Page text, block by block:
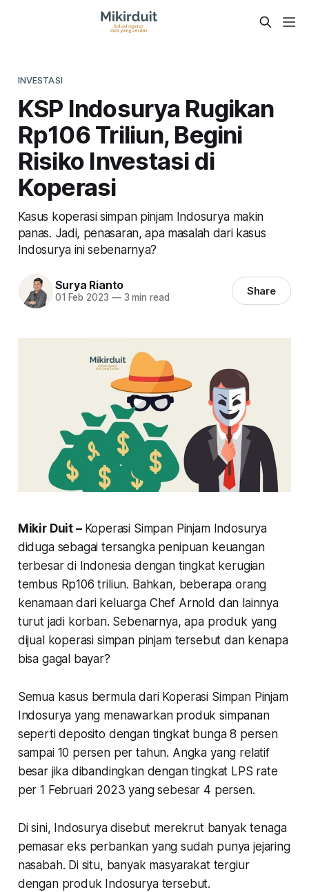
INVESTASI
KSP Indosurya Rugikan
Rp106 Triliun, Begini
Risiko Investasi di
Koperasi
Kasus koperasi simpan pinjam Indosurya makin
panas. Jadi, penasaran, apa masalah dari kasus
Indosurya ini sebenarnya?
Surya Rianto
01 Feb 2023 —3 min read Share
Mikir Duit – Koperasi Simpan Pinjam Indosurya
diduga sebagai tersangka penipuan keuangan
terbesar di Indonesia dengan tingkat kerugian
tembus Rp106 triliun. Bahkan, beberapa orang
kenamaan dari keluarga Chef Arnold dan lainnya
turut jadi korban. Sebenarnya, apa produk yang
dijual koperasi simpan pinjam tersebut dan kenapa
bisa gagal bayar?
Semua kasus bermula dari Koperasi Simpan Pinjam
Indosurya yang menawarkan produk simpanan
seperti deposito dengan tingkat bunga 8 persen
sampai 10 persen per tahun. Angka yang relatif
besar jika dibandingkan dengan tingkat LPS rate
per 1 Februari 2023 yang sebesar 4 persen.
Di sini, Indosurya disebut merekrut banyak tenaga
pemasar eks perbankan yang sudah punya jejaring
nasabah. Di situ, banyak masyarakat tergiur
dengan produk Indosurya tersebut.